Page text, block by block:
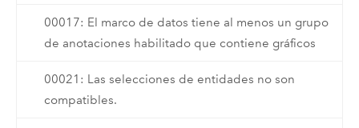
00017: El marco de datos tiene al menos un grupo
de anotaciones habilitado que contiene gráficos
00021: Las selecciones de entidades no son
compatibles.